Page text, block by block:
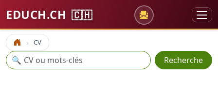
EDUCH.CH 🇨🇭
Accueil CV
Recherche
🔍 Recherche